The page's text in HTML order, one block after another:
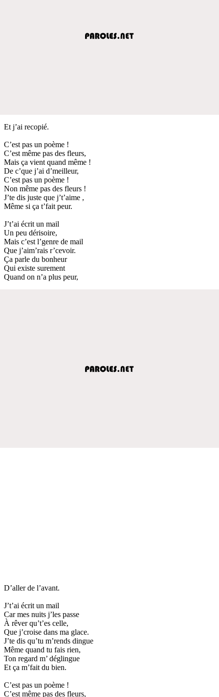
Et j’ai recopié.
C’est pas un poème !
C’est même pas des fleurs,
Mais ça vient quand même !
De c’que j’ai d’meilleur,
C’est pas un poème !
Non même pas des fleurs !
J’te dis juste que j’t’aime ,
Même si ça t’fait peur.
J’t’ai écrit un mail
Un peu dérisoire,
Mais c’est l’genre de mail
Que j’aim’rais r’cevoir.
Ça parle du bonheur
Qui existe surement
Quand on n’a plus peur,
D’aller de l’avant.
J’t’ai écrit un mail
Car mes nuits j’les passe
À rêver qu’t’es celle,
Que j’croise dans ma glace.
J’te dis qu’tu m’rends dingue
Même quand tu fais rien,
Ton regard m’ déglingue
Et ça m’fait du bien.
C’est pas un poème !
C’est même pas des fleurs,